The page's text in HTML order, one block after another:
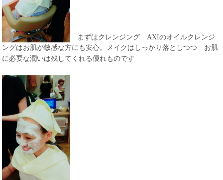
まずはクレンジング AXIのオイルクレンジ
ングはお肌が敏感な方にも安心。メイクはしっかり落としつつ お肌
に必要な潤いは残してくれる優れものです